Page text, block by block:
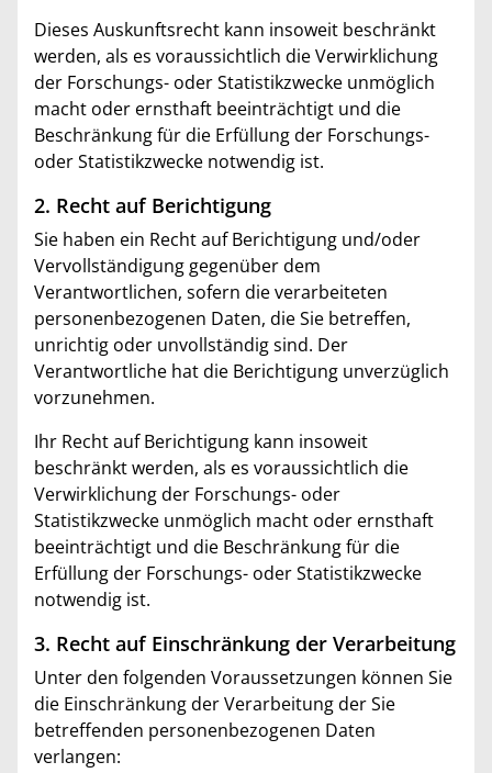
Dieses Auskunftsrecht kann insoweit beschränkt
werden, als es voraussichtlich die Verwirklichung
der Forschungs- oder Statistikzwecke unmöglich
macht oder ernsthaft beeinträchtigt und die
Beschränkung für die Erfüllung der Forschungs-
oder Statistikzwecke notwendig ist.
2. Recht auf Berichtigung
Sie haben ein Recht auf Berichtigung und/oder
Vervollständigung gegenüber dem
Verantwortlichen, sofern die verarbeiteten
personenbezogenen Daten, die Sie betreffen,
unrichtig oder unvollständig sind. Der
Verantwortliche hat die Berichtigung unverzüglich
vorzunehmen.
Ihr Recht auf Berichtigung kann insoweit
beschränkt werden, als es voraussichtlich die
Verwirklichung der Forschungs- oder
Statistikzwecke unmöglich macht oder ernsthaft
beeinträchtigt und die Beschränkung für die
Erfüllung der Forschungs- oder Statistikzwecke
notwendig ist.
3. Recht auf Einschränkung der Verarbeitung
Unter den folgenden Voraussetzungen können Sie
die Einschränkung der Verarbeitung der Sie
betreffenden personenbezogenen Daten
verlangen: